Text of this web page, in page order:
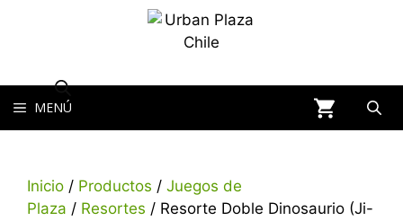
MENÚ
Inicio / Productos / Juegos de
Plaza / Resortes / Resorte Doble Dinosaurio (Ji-